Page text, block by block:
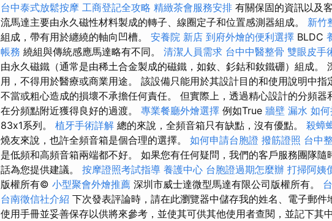
台中泰式放鬆按摩 工商登記全攻略 精緻茶會服務安排 有關保固的資訊以及
流馬達主要由永久磁性材料製成的轉子、線圈定子和位置感測器組成。 新竹
組成，帶有用於纏繞的軸向凹槽。 安養院 新店 到府外燴的便利選擇 BLDC
帳務 繞組與傳統感應馬達略有不同。 清潔人員需求 台中中醫整骨 雙眼皮手
由永久磁鐵（通常是由稀土合金製成的磁鐵，如釹、釤鈷和釹鐵硼）組成。
用，不得用於醫療或商業用途。 該設備只能用於其設計目的和使用說明中指
不當或粗心造成的損壞不承擔任何責任。 但實際上，透過精心設計的分頻器
在分頻點附近獲得良好的過渡。 專業餐廳外燴選擇 例如True 牆壁 漏水 如
83x1系列。 植牙手術詳解 總的來說，全頻音箱只有缺點，沒有優點。 殺蟑
燒友來說，也許全頻音箱是個合理的選擇。 如何申請台胞證 撥筋證照 台中
是低頻和高頻音箱兩端都不好。 如果您有任何疑問，我們的客戶服務團隊隨
話為您提供建議。 按摩證照考試指導 養護中心 台胞證過期怎麼辦 打掃阿姨
版權所有© 小型聚會外燴推薦 深圳市威士達微型馬達有限公司版權所有。
台南徵信社介紹 下次發表評論時，請在此瀏覽器中儲存我的姓名、電子郵
使用手冊並妥善保存以供將來參考，並使其可供其他使用者查閱，並記下其